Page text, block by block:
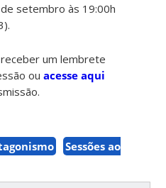
setembro às 19:00h
um lembrete
ouacesse aqui
Sessões ao